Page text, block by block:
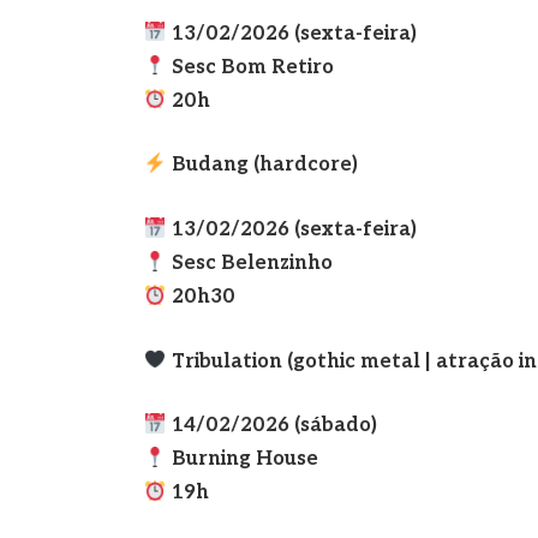
13/02/2026 (sexta-feira)
Sesc Bom Retiro
20h
Budang (hardcore)
13/02/2026 (sexta-feira)
Sesc Belenzinho
20h30
Tribulation (gothic metal | atração
14/02/2026 (sábado)
Burning House
19h